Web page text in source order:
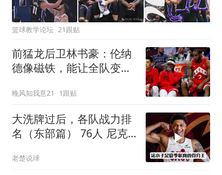
篮球教学论坛 21跟贴
前猛龙后卫林书豪：伦纳
德像磁铁，能让全队变得
晚风知我意21 1跟贴
大洗牌过后，各队战力排
名（东部篇） 76人 尼克
老楚说球